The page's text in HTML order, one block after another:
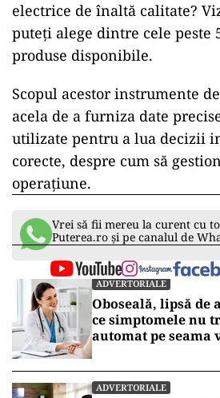
electrice de înaltă calitate?
puteți alege dintre cele peste
produse disponibile.
Scopul acestor instrumente
acela de a furniza date
utilizate pentru a lua decizii
corecte, despre cum să
operațiune.
Vrei să fii mereu la curent cu
Puterea.ro și pe canalul de
ADVERTORIALE
Oboseală, lipsă de
ce simptomele nu
automat pe seama
ADVERTORIALE